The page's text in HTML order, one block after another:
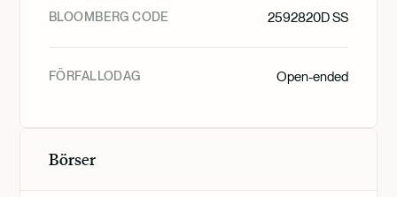
BLOOMBERG CODE 2592820D SS
FÖRFALLODAG Open-ended
Börser